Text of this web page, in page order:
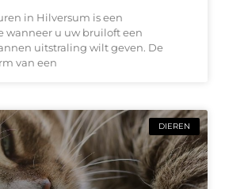
in Hilversum is een
wanneer u uw bruiloft een
uitstraling wilt geven. De
van een
DIEREN